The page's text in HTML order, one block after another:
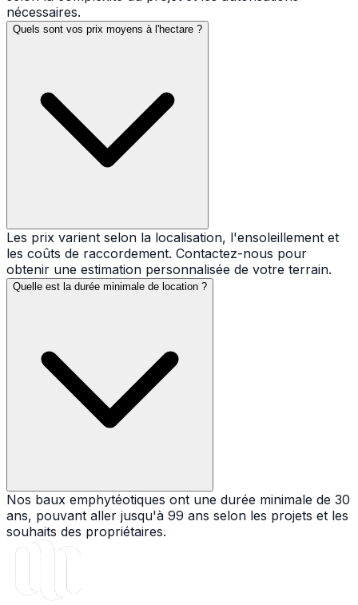
nécessaires.
Quels sont vos prix moyens à l'hectare ?
Les prix varient selon la localisation, l'ensoleillement et
les coûts de raccordement. Contactez-nous pour
obtenir une estimation personnalisée de votre terrain.
Quelle est la durée minimale de location ?
Nos baux emphytéotiques ont une durée minimale de 30
ans, pouvant aller jusqu'à 99 ans selon les projets et les
souhaits des propriétaires.